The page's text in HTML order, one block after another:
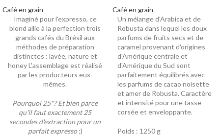
Café en grain
Imaginé pour l'expresso, ce
blend allie à la perfection trois
grands cafés du Brésil aux
méthodes de préparation
distinctes : lavée, nature et
honey L'assemblage est réalisé
par les producteurs eux-
mêmes.
Pourquoi 25"? Et bien parce
qu'il faut exactement 25
secondes d'extraction pour un
parfait expresso;)
Café en grain
Un mélange d'Arabica et de
Robusta dans lequel les doux
parfums de fruits secs et de
caramel provenant d'origines
d'Amérique centrale et
d'Amérique du Sud sont
parfaitement équilibrés avec
les parfums de cacao noisette
et amer de Robusta. Caractère
et intensité pour une tasse
corsée et enveloppante.
Poids : 1250 g